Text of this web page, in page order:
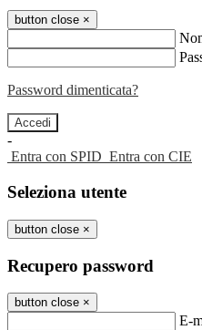
button close ×
Password dimenticata?
-
Entra con SPID Entra con CIE
Seleziona utente
button close ×
Recupero password
button close ×
E-